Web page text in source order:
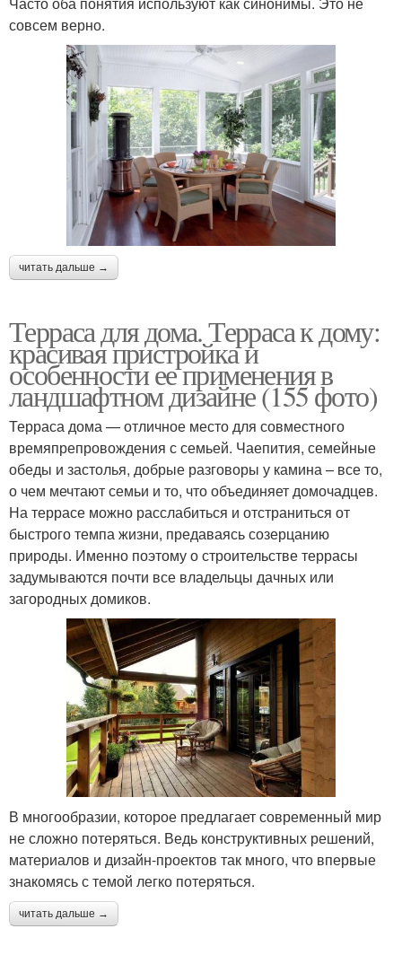
совсем верно.
читать дальше →
Терраса для дома. Терраса к дому:
красивая пристройка и
особенности ее применения в
ландшафтном дизайне (155 фото)
Терраса дома — отличное место для совместного
времяпрепровождения с семьей. Чаепития, семейные
обеды и застолья, добрые разговоры у камина – все то,
о чем мечтают семьи и то, что объединяет домочадцев.
На террасе можно расслабиться и отстраниться от
быстрого темпа жизни, предаваясь созерцанию
природы. Именно поэтому о строительстве террасы
задумываются почти все владельцы дачных или
загородных домиков.
В многообразии, которое предлагает современный мир
не сложно потеряться. Ведь конструктивных решений,
материалов и дизайн-проектов так много, что впервые
знакомясь с темой легко потеряться.
читать дальше →